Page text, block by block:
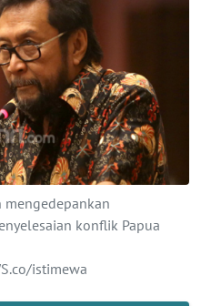
mengedepankan
konflik Papua
istimewa